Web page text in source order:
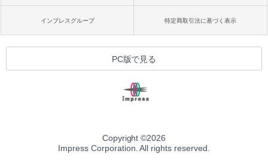
インプレスグループ 特定商取引法に基づく表示
PC版で見る
Copyright ©2026
Impress Corporation. All rights reserved.